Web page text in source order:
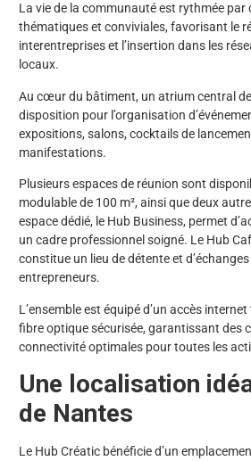
La vie de la communauté est rythmée par
thématiques et conviviales, favorisant le
interentreprises et l’insertion dans les
locaux.
Au cœur du bâtiment, un atrium central
disposition pour l’organisation
expositions, salons, cocktails de
manifestations.
Plusieurs espaces de réunion sont
modulable de 100 m², ainsi que deux
espace dédié, le Hub Business, permet
un cadre professionnel soigné. Le Hub
constitue un lieu de détente et
entrepreneurs.
L’ensemble est équipé d’un accès
fibre optique sécurisée, garantissant des
connectivité optimales pour toutes les
Une localisation
de Nantes
Le Hub Créatic bénéficie d’un